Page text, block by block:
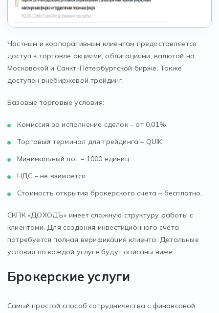
Частным и корпоративным клиентам предоставляется
доступ к торговле акциями, облигациями, валютой на
Московской и Санкт-Петербургской бирже. Также
доступен внебиржевой трейдинг.
Базовые торговые условия:
Комиссия за исполнение сделок – от 0,01%.
Торговый терминал для трейдинга – QUIK.
Минимальный лот – 1000 единиц.
НДС – не взимается.
Стоимость открытия брокерского счета – бесплатно.
СКПК «ДОХОДЪ» имеет сложную структуру работы с
клиентами. Для создания инвестиционного счета
потребуется полная верификация клиента. Детальные
условия по каждой услуге будут описаны ниже.
Брокерские услуги
Самый простой способ сотрудничества с финансовой